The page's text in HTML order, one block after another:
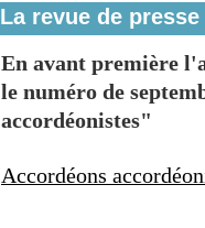
La revue de
En avant première
le numéro de
accordéonistes"
Accordéons